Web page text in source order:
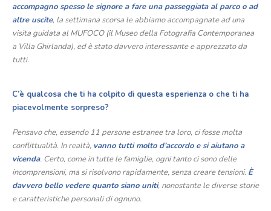
accompagno spesso le signore a fare una passeggiata al parco o ad
altre uscite, la settimana scorsa le abbiamo accompagnate ad una
visita guidata al MUFOCO (il Museo della Fotografia Contemporanea
a Villa Ghirlanda), ed è stato davvero interessante e apprezzato da
tutti.
C’è qualcosa che ti ha colpito di questa esperienza o che ti ha
piacevolmente sorpreso?
Pensavo che, essendo 11 persone estranee tra loro, ci fosse molta
conflittualità. In realtà, vanno tutti molto d’accordo e si aiutano a
vicenda. Certo, come in tutte le famiglie, ogni tanto ci sono delle
incomprensioni, ma si risolvono rapidamente, senza creare tensioni. È
davvero bello vedere quanto siano uniti, nonostante le diverse storie
e caratteristiche personali di ognuno.